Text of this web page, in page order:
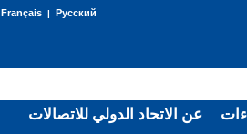
Français| Русский
عن الاتحاد الدولي للاتصالات